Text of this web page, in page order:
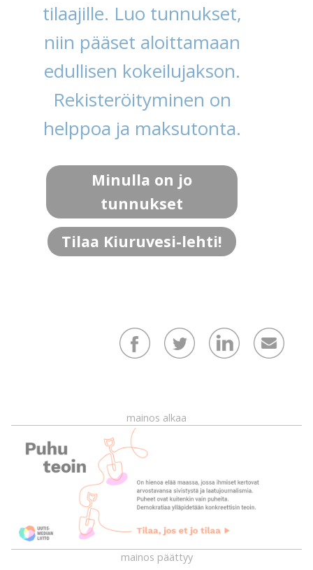
tilaajille. Luo tunnukset,
niin pääset aloittamaan
edullisen kokeilujakson.
Rekisteröityminen on
helppoa ja maksutonta.
Minulla on jo
tunnukset
Tilaa Kiuruvesi-lehti!
mainos alkaa
mainos päättyy